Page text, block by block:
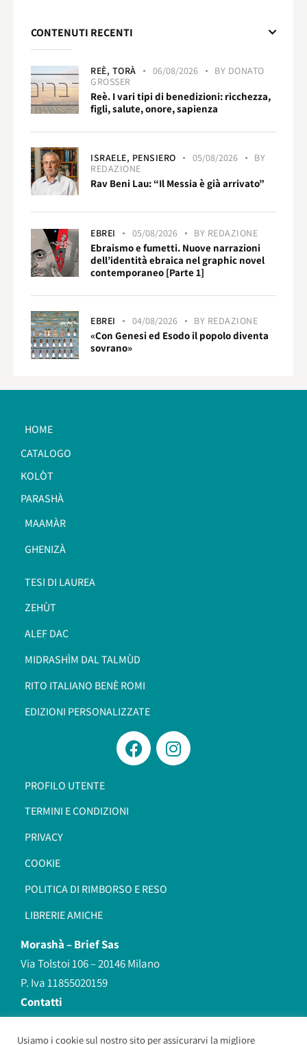
CONTENUTI RECENTI
REÈ, TORÀ 06/08/2026 BY DONATO
GROSSER
Reè. I vari tipi di benedizioni: ricchezza,
figli, salute, onore, sapienza
ISRAELE, PENSIERO 05/08/2026
BY
REDAZIONE
Rav Beni Lau: “Il Messia è già arrivato”
EBREI 05/08/2026 BY REDAZIONE
Ebraismo e fumetti. Nuove narrazioni
dell’identità ebraica nel graphic novel
contemporaneo [Parte 1]
EBREI 04/08/2026 BY REDAZIONE
«Con Genesi ed Esodo il popolo diventa
sovrano»
HOME
CATALOGO
KOLÒT
PARASHÀ
MAAMÀR
GHENIZÀ
TESI DI LAUREA
ZEHÙT
ALEF DAC
MIDRASHÌM DAL TALMÙD
RITO ITALIANO BENÈ ROMI​
EDIZIONI PERSONALIZZATE
PROFILO UTENTE
TERMINI E CONDIZIONI
PRIVACY
COOKIE
POLITICA DI RIMBORSO E RESO
LIBRERIE AMICHE
Morashà –Brief Sas
Via Tolstoi 106 – 20146 Milano
P. Iva 11855020159
Contatti
redazione@morasha.it
339 8596707
Usiamo i cookie sul nostro sito per assicurarvi la migliore